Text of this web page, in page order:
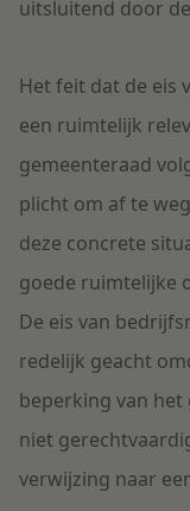
uitsluitend door
Het feit dat de eis
een ruimtelijk
gemeenteraad
plicht om af te
deze concrete
goede ruimtelijke
De eis van
redelijk geacht
beperking van
niet
verwijzing naar